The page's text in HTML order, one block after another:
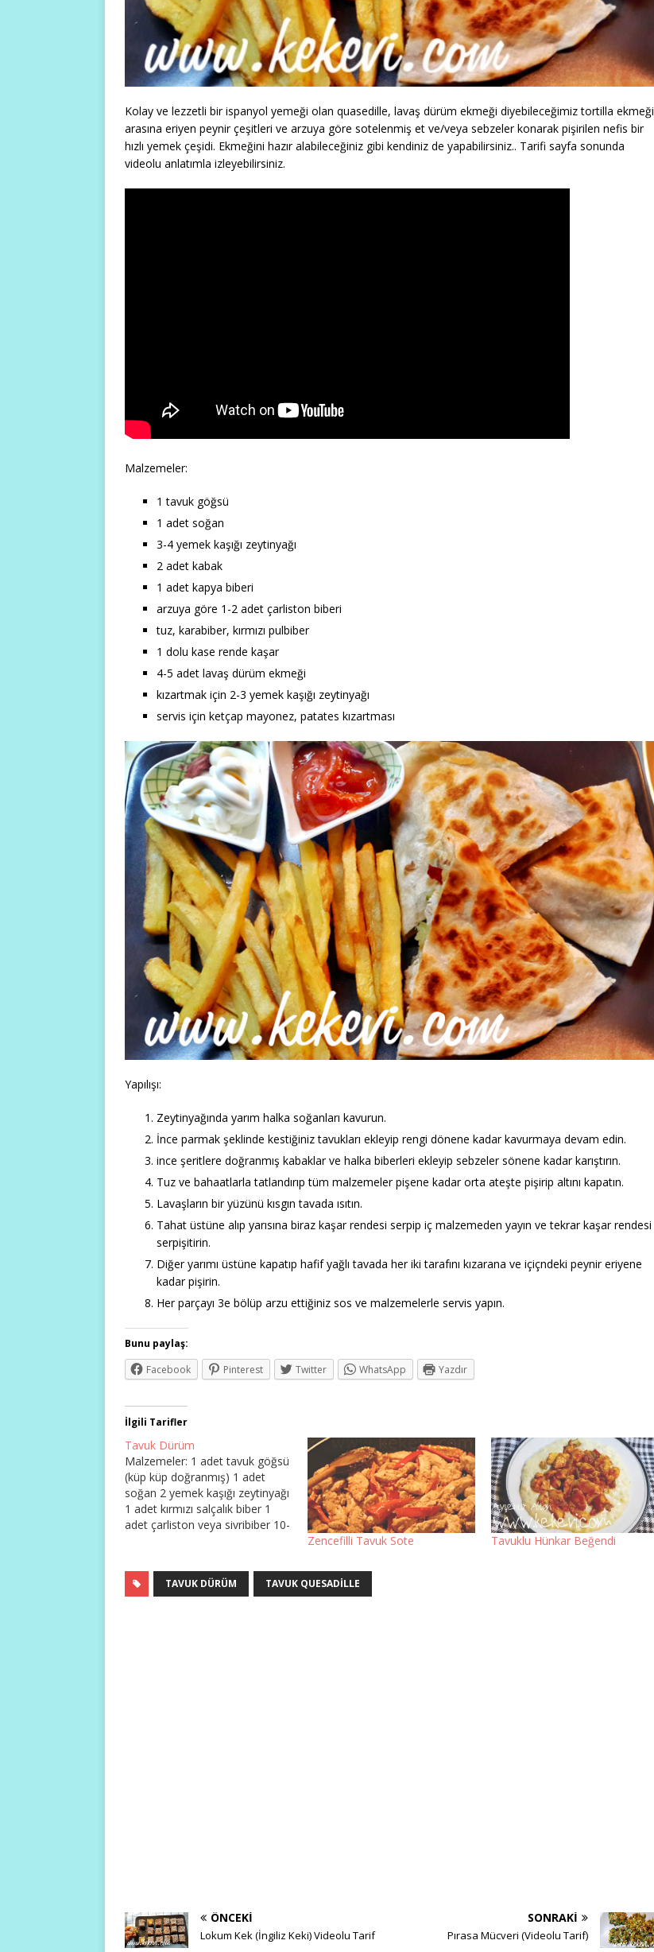
Kolay ve lezzetli bir ispanyol yemeği olan quasedille, lavaş dürüm ekmeği diyebileceğimiz tortilla ekmeği
arasına eriyen peynir çeşitleri ve arzuya göre sotelenmiş et ve/veya sebzeler konarak pişirilen nefis bir
hızlı yemek çeşidi. Ekmeğini hazır alabileceğiniz gibi kendiniz de yapabilirsiniz.. Tarifi sayfa sonunda
videolu anlatımla izleyebilirsiniz.
Malzemeler:
1 tavuk göğsü
1 adet soğan
3-4 yemek kaşığı zeytinyağı
2 adet kabak
1 adet kapya biberi
arzuya göre 1-2 adet çarliston biberi
tuz, karabiber, kırmızı pulbiber
1 dolu kase rende kaşar
4-5 adet lavaş dürüm ekmeği
kızartmak için 2-3 yemek kaşığı zeytinyağı
servis için ketçap mayonez, patates kızartması
Yapılışı:
Zeytinyağında yarım halka soğanları kavurun.
İnce parmak şeklinde kestiğiniz tavukları ekleyip rengi dönene kadar kavurmaya devam edin.
ince şeritlere doğranmış kabaklar ve halka biberleri ekleyip sebzeler sönene kadar karıştırın.
Tuz ve bahaatlarla tatlandırıp tüm malzemeler pişene kadar orta ateşte pişirip altını kapatın.
Lavaşların bir yüzünü kısgın tavada ısıtın.
Tahat üstüne alıp yarısına biraz kaşar rendesi serpip iç malzemeden yayın ve tekrar kaşar rendesi
serpişitirin.
Diğer yarımı üstüne kapatıp hafif yağlı tavada her iki tarafını kızarana ve içiçndeki peynir eriyene
kadar pişirin.
Her parçayı 3e bölüp arzu ettiğiniz sos ve malzemelerle servis yapın.
Bunu paylaş:
Facebook
Pinterest Twitter WhatsApp Yazdır
İlgili Tarifler
Tavuk Dürüm
Malzemeler: 1 adet tavuk göğsü
(küp küp doğranmış) 1 adet
soğan 2 yemek kaşığı zeytinyağı
1 adet kırmızı salçalık biber 1
adet çarliston veya sivribiber 10-
turşusu kıvırcık salata yaprakları
Yapılışı: Mantarları yıkayıp varsa
Zencefilli Tavuk Sote Tavuklu Hünkar Beğendi
TAVUK DÜRÜM TAVUK QUESADILLE
ÖNCEKI
Lokum Kek (İngiliz Keki) Videolu Tarif
SONRAKI
Pırasa Mücveri (Videolu Tarif)